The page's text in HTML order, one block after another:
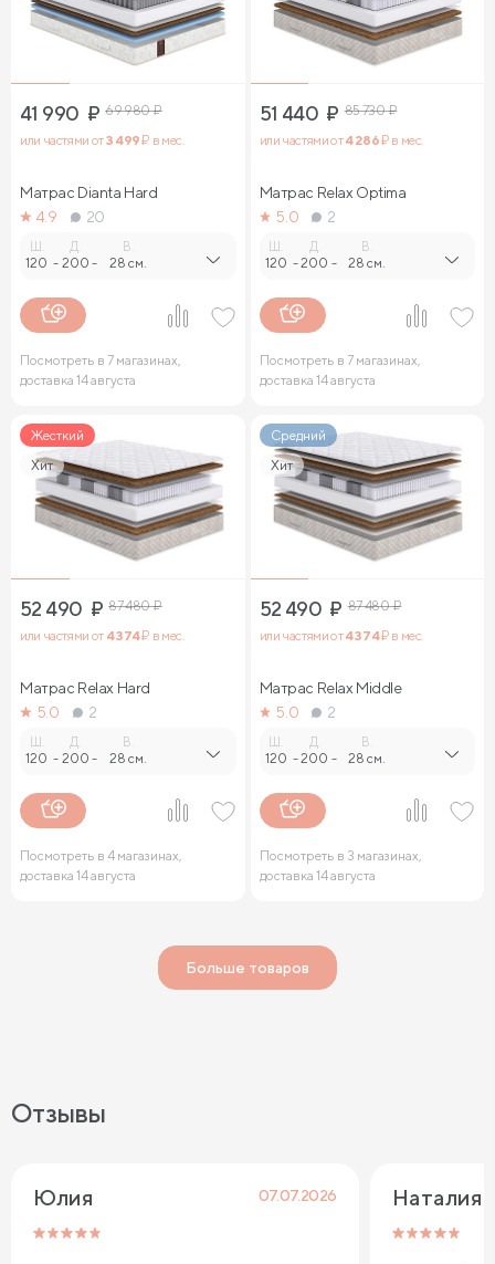
41 990 ₽ 69 980₽
или частями от3 499₽ в мес.
Матрас Dianta Hard
4.9
20
120 -
Д.
200 -
В.
28 см.
Посмотреть в 7 магазинах,
доставка 14 августа
51 440 ₽ 85 730₽
или частями от4 286₽ в мес.
Матрас Relax Optima
5.0
2
120 -
Д.
200 -
В.
28 см.
Посмотреть в 7 магазинах,
доставка 14 августа
Жесткий
Хит
52 490 ₽ 87 480₽
или частями от 4 374₽ в мес.
Матрас Relax Нard
5.0
2
Ш.
120 -
Д.
200 -
В.
28 см.
Посмотреть в 4 магазинах,
доставка 14 августа
Средний
Хит
52 490 ₽ 87 480₽
или частями от4 374₽ в мес.
Матрас Relax Middle
5.0
2
Ш.
120 -
Д.
200 -
В.
28 см.
Посмотреть в 3 магазинах,
доставка 14 августа
Больше товаров
Отзывы
Юлия 07.07.2026 Наталия